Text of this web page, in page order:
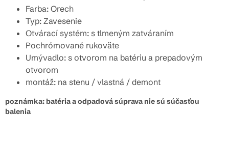
Farba: Orech
Typ: Zavesenie
Otvárací systém: s tlmeným zatváraním
Pochrómované rukoväte
Umývadlo: s otvorom na batériu a prepadovým
otvorom
montáž: na stenu / vlastná / demont
poznámka: batéria a odpadová súprava nie sú súčasťou
balenia